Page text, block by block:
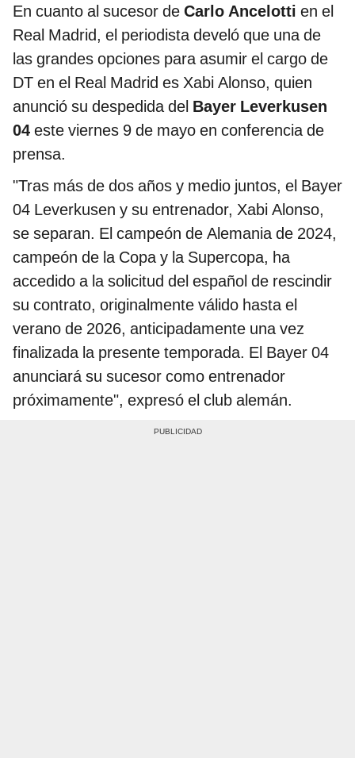
En cuanto al sucesor de Carlo Ancelotti en el
Real Madrid, el periodista develó que una de
las grandes opciones para asumir el cargo de
DT en el Real Madrid es Xabi Alonso, quien
anunció su despedida del Bayer Leverkusen
04 este viernes 9 de mayo en conferencia de
prensa.
"Tras más de dos años y medio juntos, el Bayer
04 Leverkusen y su entrenador, Xabi Alonso,
se separan. El campeón de Alemania de 2024,
campeón de la Copa y la Supercopa, ha
accedido a la solicitud del español de rescindir
su contrato, originalmente válido hasta el
verano de 2026, anticipadamente una vez
finalizada la presente temporada. El Bayer 04
anunciará su sucesor como entrenador
próximamente", expresó el club alemán.